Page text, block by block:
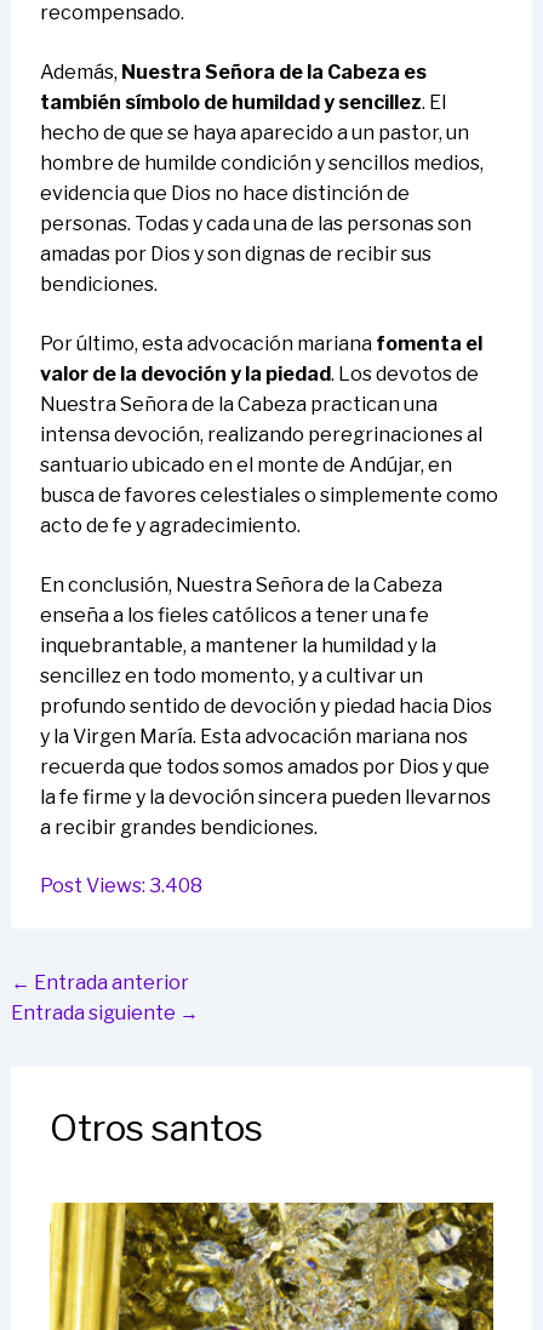
recompensado.
Además, Nuestra Señora de la Cabeza es
también símbolo de humildad y sencillez. El
hecho de que se haya aparecido a un pastor, un
hombre de humilde condición y sencillos medios,
evidencia que Dios no hace distinción de
personas. Todas y cada una de las personas son
amadas por Dios y son dignas de recibir sus
bendiciones.
Por último, esta advocación mariana fomenta el
valor de la devoción y la piedad. Los devotos de
Nuestra Señora de la Cabeza practican una
intensa devoción, realizando peregrinaciones al
santuario ubicado en el monte de Andújar, en
busca de favores celestiales o simplemente como
acto de fe y agradecimiento.
En conclusión, Nuestra Señora de la Cabeza
enseña a los fieles católicos a tener una fe
inquebrantable, a mantener la humildad y la
sencillez en todo momento, y a cultivar un
profundo sentido de devoción y piedad hacia Dios
y la Virgen María. Esta advocación mariana nos
recuerda que todos somos amados por Dios y que
la fe firme y la devoción sincera pueden llevarnos
a recibir grandes bendiciones.
Post Views: 3.408
← Entrada anterior
Entrada siguiente →
Otros santos